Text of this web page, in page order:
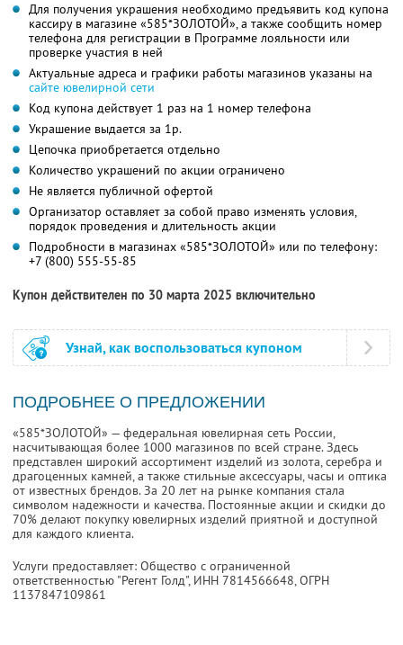
Для получения украшения необходимо предъявить код купона
кассиру в магазине «585*ЗОЛОТОЙ», а также сообщить номер
телефона для регистрации в Программе лояльности или
проверке участия в ней
Актуальные адреса и графики работы магазинов указаны на
сайте ювелирной сети
Код купона действует 1 раз на 1 номер телефона
Украшение выдается за 1р.
Цепочка приобретается отдельно
Количество украшений по акции ограничено
Не является публичной офертой
Организатор оставляет за собой право изменять условия,
порядок проведения и длительность акции
Подробности в магазинах «585*ЗОЛОТОЙ» или по телефону:
+7 (800) 555-55-85
Купон действителен по 30 марта 2025 включительно
Узнай, как воспользоваться купоном
ПОДРОБНЕЕ О ПРЕДЛОЖЕНИИ
«585*ЗОЛОТОЙ» — федеральная ювелирная сеть России,
насчитывающая более 1000 магазинов по всей стране. Здесь
представлен широкий ассортимент изделий из золота, серебра и
драгоценных камней, а также стильные аксессуары, часы и оптика
от известных брендов. За 20 лет на рынке компания стала
символом надежности и качества. Постоянные акции и скидки до
70% делают покупку ювелирных изделий приятной и доступной
для каждого клиента.
Услуги предоставляет: Общество с ограниченной
ответственностью "Регент Голд", ИНН 7814566648, ОГРН
1137847109861